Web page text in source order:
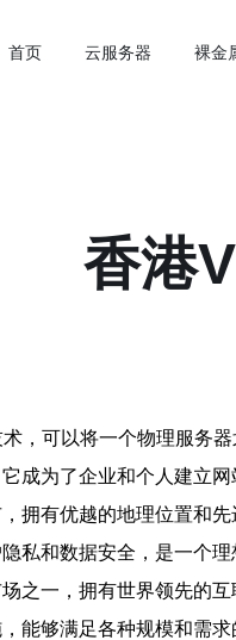
首页 云服务器 裸金
香港
，可以将一个物理服务
成为了企业和个人建立
拥有优越的地理位置和
私和数据安全，是一个
之一，拥有世界领先的
能够满足各种规模和需